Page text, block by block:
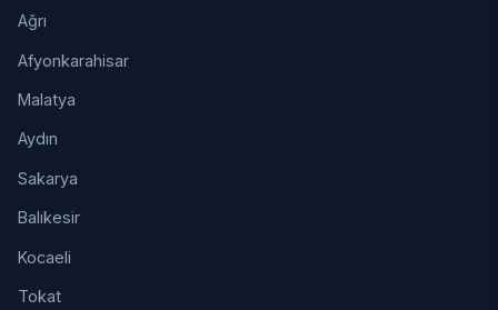
Ağrı
Afyonkarahisar
Malatya
Aydın
Sakarya
Balıkesir
Kocaeli
Tokat